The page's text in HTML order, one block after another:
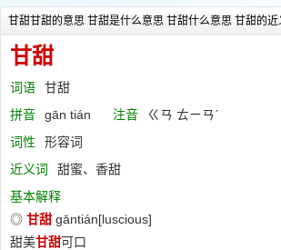
甘甜甘甜的意思 甘甜是什么意思 甘甜什么意思 甘甜的
甘甜
词语
甘甜
拼音
gān tián 注音
ㄍㄢ ㄊㄧㄢˊ
词性
形容词
近义词
甜蜜、香甜
基本解释
◎ 甘甜 gāntián[luscious]
甜美甘甜可口